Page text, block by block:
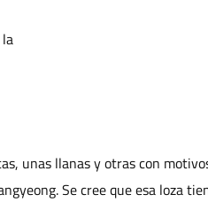
unas llanas y otras con
Se cree que esa loza